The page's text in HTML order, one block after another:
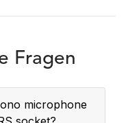
Fragen
microphone